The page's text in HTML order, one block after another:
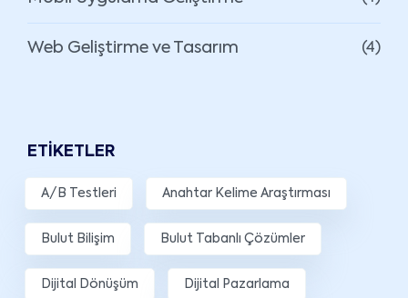
Web Geliştirme ve Tasarım (4)
ETIKETLER
A/B Testleri Anahtar Kelime Araştırması
Bulut Bilişim Bulut Tabanlı Çözümler
Dijital Dönüşüm Dijital Pazarlama